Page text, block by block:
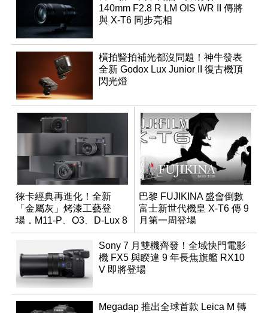
140mm F2.8 R LM OIS WR II 傳將
與 X-T6 同步亮相
橫拍豎拍補光都沒問題！神牛發表
全新 Godox Lux Junior II 復古機頂
閃光燈
徠卡經典再進化！全新
「金屬灰」烤漆工藝登
場，M11-P、Q3、D-Lux 8
領銜換裝
巴黎 FUJIKINA 盛會倒數
富士新世代機皇 X-T6 傳 9
月第一周登場
Sony 7 月雙機齊發！全域快門電影
機 FX5 與睽違 9 年長焦旗艦 RX10
V 即將登場
Megadap 推出全球首款 Leica M 轉